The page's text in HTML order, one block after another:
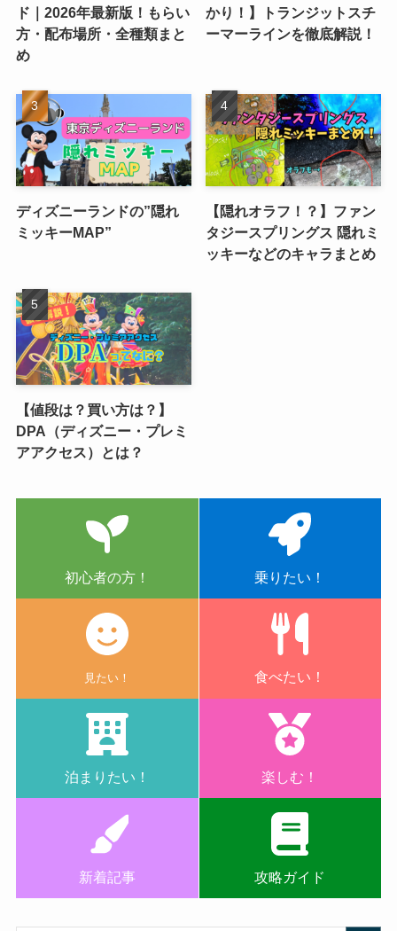
ド｜2026年最新版！もらい
方・配布場所・全種類まと
め
かり！】トランジットスチ
ーマーラインを徹底解説！
ディズニーランドの”隠れ
ミッキーMAP”
【隠れオラフ！？】ファン
タジースプリングス 隠れミ
ッキーなどのキャラまとめ
【値段は？買い方は？】
DPA（ディズニー・プレミ
アアクセス）とは？
初心者の方！ 乗りたい！
見たい！ 食べたい！
泊まりたい！ 楽しむ！
新着記事 攻略ガイド